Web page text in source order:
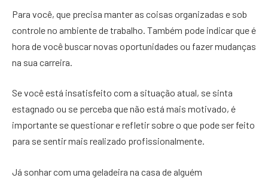
Para você, que precisa manter as coisas organizadas e sob
controle no ambiente de trabalho. Também pode indicar que é
hora de você buscar novas oportunidades ou fazer mudanças
na sua carreira.
Se você está insatisfeito com a situação atual, se sinta
estagnado ou se perceba que não está mais motivado, é
importante se questionar e refletir sobre o que pode ser feito
para se sentir mais realizado profissionalmente.
Já sonhar com uma geladeira na casa de alguém